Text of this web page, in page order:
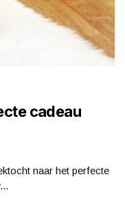
cadeau
naar het perfecte